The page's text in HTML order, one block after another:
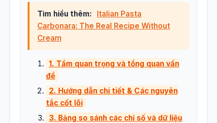
Tìm hiểu thêm:
Italian Pasta
Carbonara: The Real Recipe Without
Cream
1. Tầm quan trọng và tổng quan vấn
đề
2. Hướng dẫn chi tiết & Các nguyên
tắc cốt lõi
3. Bảng so sánh các chỉ số và dữ liệu